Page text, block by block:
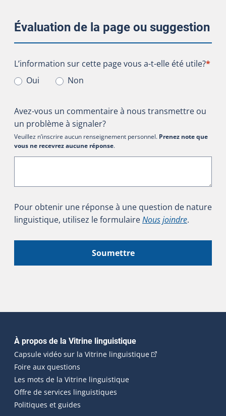
Évaluation de la page ou suggestion
L’information sur cette page vous a-t-elle été utile?
L’information sur cette page vous a-t-elle été utile?*
Oui
Non
Avez-vous un commentaire à nous transmettre ou
un problème à signaler?
Veuillez n’inscrire aucun renseignement personnel. Prenez note que
vous ne recevrez aucune réponse.
Pour obtenir une réponse à une question de nature
linguistique, utilisez le formulaireNous joindre.
Soumettre
Navigation principale
À propos de la Vitrine linguistique
Capsule vidéo sur la Vitrine linguistique(Cet hyperlien
Foire aux questions
Les mots de la Vitrine linguistique
Offre de services linguistiques
Politiques et guides